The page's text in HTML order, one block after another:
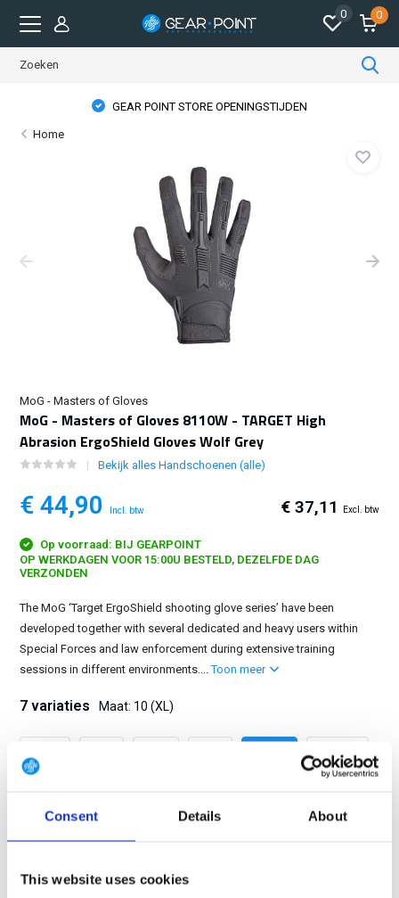
Consent Details About
This website uses cookies
0 0
GEAR POINT STORE OPENINGSTIJDEN
Home
MoG - Masters of Gloves
MoG - Masters of Gloves 8110W - TARGET High
Abrasion ErgoShield Gloves Wolf Grey
Bekijk alles Handschoenen (alle)
€ 44,90 Incl. btw € 37,11 Excl. btw
Op voorraad: BIJ GEARPOINT
OP WERKDAGEN VOOR 15:00U BESTELD, DEZELFDE DAG
VERZONDEN
The MoG ‘Target ErgoShield shooting glove series’ have been
developed together with several dedicated and heavy users within
Special Forces and law enforcement during extensive training
sessions in different environments....Toon meer
7 variaties Maat: 10 (XL)